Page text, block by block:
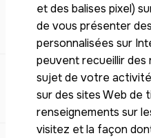
et des balises pixel)
de vous présenter
personnalisées sur
peuvent recueillir des
sujet de votre
sur des sites Web de
renseignements sur
visitez et la façon